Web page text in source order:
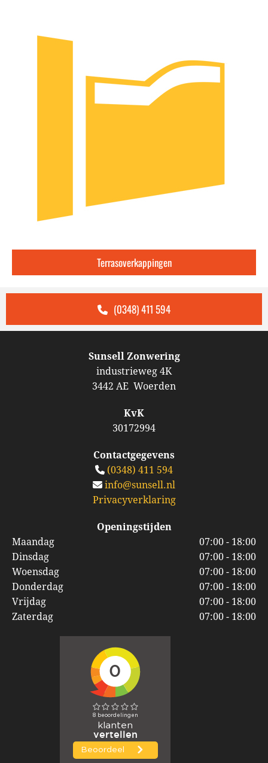
Terrasoverkappingen
(0348) 411 594
Sunsell Zonwering
industrieweg 4K
3442 AE Woerden
KvK
30172994
Contactgegevens
 (0348) 411 594
 info@sunsell.nl
Privacyverklaring
Openingstijden
Maandag
07:00 - 18:00
Dinsdag
07:00 - 18:00
Woensdag
07:00 - 18:00
Donderdag
07:00 - 18:00
Vrijdag
07:00 - 18:00
Zaterdag
07:00 - 18:00